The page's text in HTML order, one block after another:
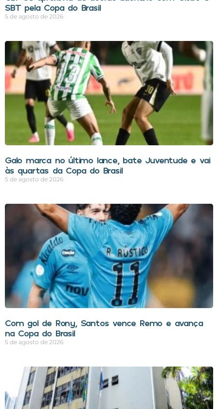
SBT pela Copa do Brasil
5 de agosto de 2026
Galo marca no último lance, bate Juventude e vai
às quartas da Copa do Brasil
5 de agosto de 2026
Com gol de Rony, Santos vence Remo e avança
na Copa do Brasil
5 de agosto de 2026